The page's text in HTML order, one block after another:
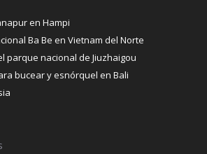
en Hampi
Ba Be en Vietnam del Norte
parque nacional de Jiuzhaigou
bucear y esnórquel en Bali